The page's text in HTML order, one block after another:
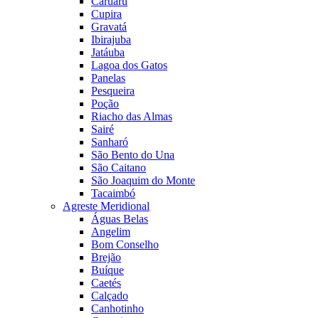
Cupira
Gravatá
Ibirajuba
Jatáuba
Lagoa dos Gatos
Panelas
Pesqueira
Poção
Riacho das Almas
Sairé
Sanharó
São Bento do Una
São Caitano
São Joaquim do Monte
Tacaimbó
Agreste Meridional
Águas Belas
Angelim
Bom Conselho
Brejão
Buíque
Caetés
Calçado
Canhotinho